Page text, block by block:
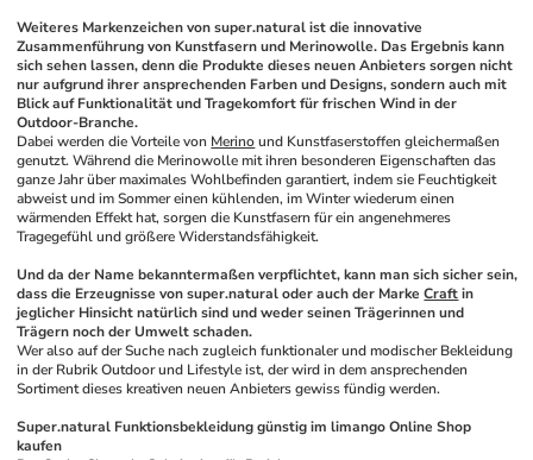
Weiteres Markenzeichen von super.natural ist die innovative
Zusammenführung von Kunstfasern und Merinowolle. Das Ergebnis kann
sich sehen lassen, denn die Produkte dieses neuen Anbieters sorgen nicht
nur aufgrund ihrer ansprechenden Farben und Designs, sondern auch mit
Blick auf Funktionalität und Tragekomfort für frischen Wind in der
Outdoor-Branche.
Dabei werden die Vorteile von Merino und Kunstfaserstoffen gleichermaßen
genutzt. Während die Merinowolle mit ihren besonderen Eigenschaften das
ganze Jahr über maximales Wohlbefinden garantiert, indem sie Feuchtigkeit
abweist und im Sommer einen kühlenden, im Winter wiederum einen
wärmenden Effekt hat, sorgen die Kunstfasern für ein angenehmeres
Tragegefühl und größere Widerstandsfähigkeit.
Und da der Name bekanntermaßen verpflichtet, kann man sich sicher sein,
dass die Erzeugnisse von super.natural oder auch der Marke Craft in
jeglicher Hinsicht natürlich sind und weder seinen Trägerinnen und
Trägern noch der Umwelt schaden.
Wer also auf der Suche nach zugleich funktionaler und modischer Bekleidung
in der Rubrik Outdoor und Lifestyle ist, der wird in dem ansprechenden
Sortiment dieses kreativen neuen Anbieters gewiss fündig werden.
Super.natural Funktionsbekleidung günstig im limango Online Shop
kaufen